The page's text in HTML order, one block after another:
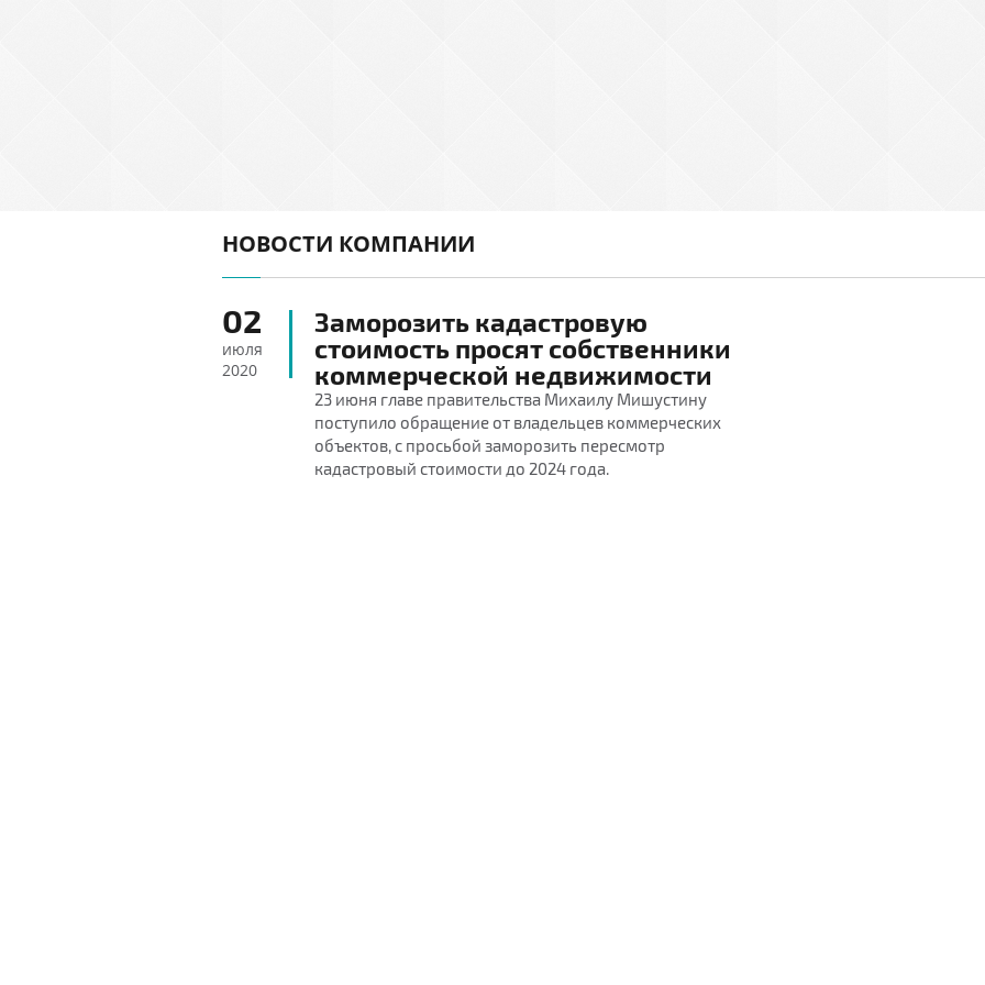
НОВОСТИ КОМПАНИИ
02
июля
2020
Заморозить кадастровую
стоимость просят собственники
коммерческой недвижимости
23 июня главе правительства Михаилу Мишустину
поступило обращение от владельцев коммерческих
объектов, с просьбой заморозить пересмотр
кадастровый стоимости до 2024 года.